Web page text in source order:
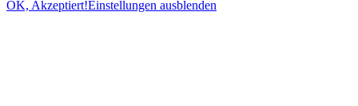
OK, Akzeptiert!Einstellungen ausblenden